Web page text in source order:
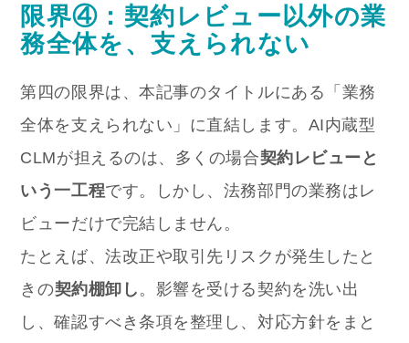
限界④：契約レビュー以外の業
務全体を、支えられない
第四の限界は、本記事のタイトルにある「業務
全体を支えられない」に直結します。AI内蔵型
CLMが担えるのは、多くの場合契約レビューと
いう一工程です。しかし、法務部門の業務はレ
ビューだけで完結しません。
たとえば、法改正や取引先リスクが発生したと
きの契約棚卸し 。影響を受ける契約を洗い出
し、確認すべき条項を整理し、対応方針をまと